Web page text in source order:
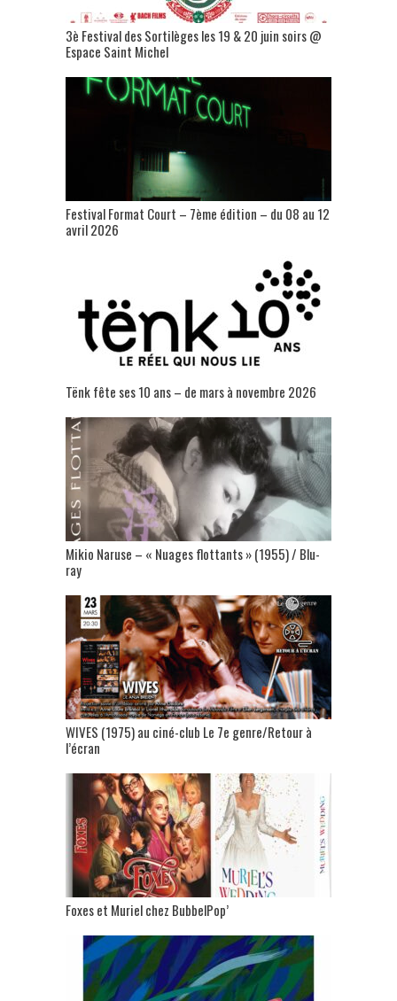
3è Festival des Sortilèges les 19 & 20 juin soirs @
Espace Saint Michel
Festival Format Court – 7ème édition – du 08 au 12
avril 2026
Tënk fête ses 10 ans – de mars à novembre 2026
Mikio Naruse – « Nuages flottants » (1955) / Blu-
ray
WIVES (1975) au ciné-club Le 7e genre/Retour à
l’écran
Foxes et Muriel chez BubbelPop’